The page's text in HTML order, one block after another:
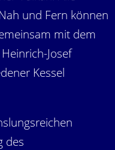
und Fern können
mit dem
Josef
Kessel
des